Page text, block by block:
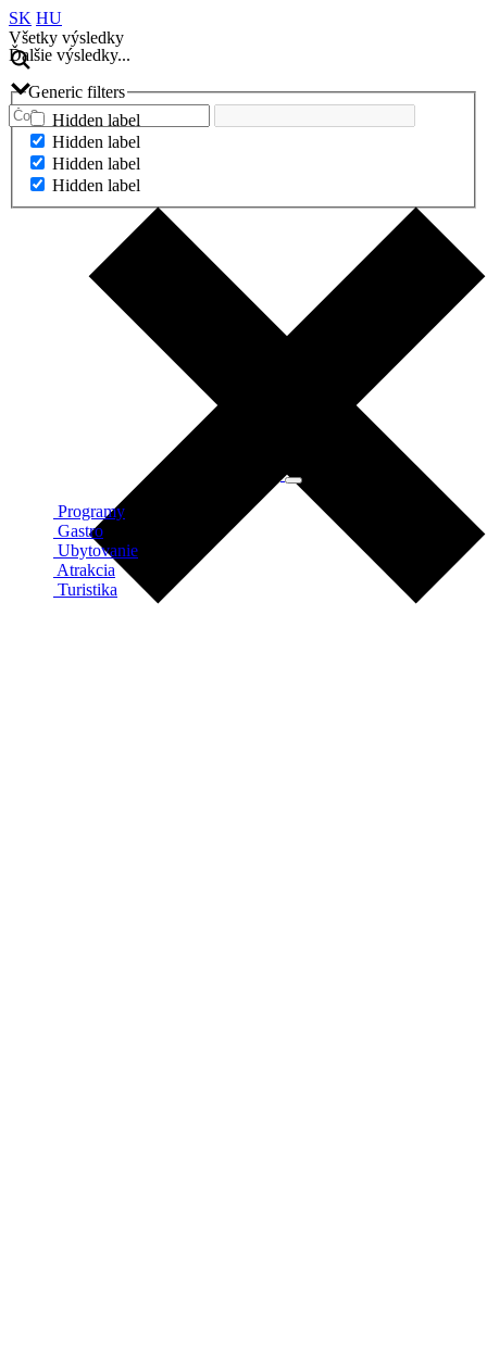
SK HU
Všetky výsledky
Ďalšie výsledky...
Generic filters
Hidden label
Hidden label
Hidden label
Hidden label
Programy
Gastro
Ubytovanie
Atrakcia
Turistika